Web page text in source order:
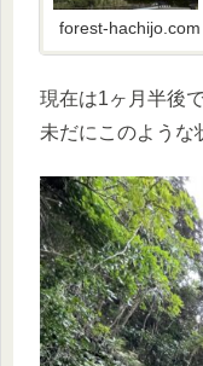
forest-hachijo.com
現在は1ヶ月半後
未だにこのような